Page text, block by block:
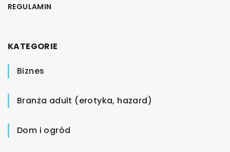
REGULAMIN
KATEGORIE
Biznes
Branża adult (erotyka, hazard)
Dom i ogród